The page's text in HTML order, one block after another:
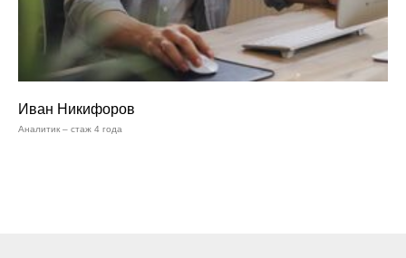
Иван Никифоров
Аналитик – стаж 4 года